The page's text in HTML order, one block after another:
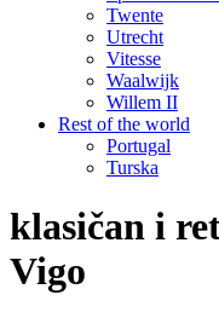
Twente
Utrecht
Vitesse
Waalwijk
Willem II
Rest of the world
Portugal
Turska
klasičan i
Vigo